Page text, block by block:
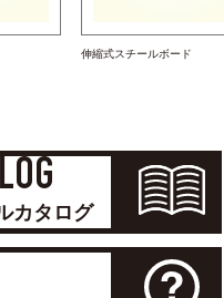
伸縮式スチールボード
カタログ